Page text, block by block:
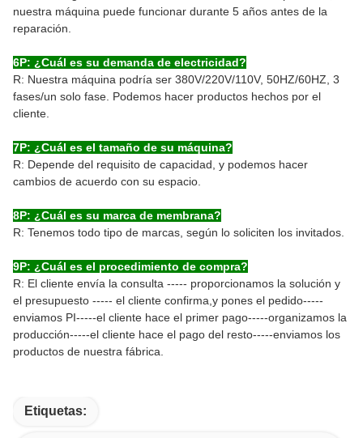
nuestra máquina puede funcionar durante 5 años antes de la
reparación.
6P: ¿Cuál es su demanda de electricidad?
R: Nuestra máquina podría ser 380V/220V/110V, 50HZ/60HZ, 3
fases/un solo fase. Podemos hacer productos hechos por el
cliente.
7P: ¿Cuál es el tamaño de su máquina?
R: Depende del requisito de capacidad, y podemos hacer
cambios de acuerdo con su espacio.
8P: ¿Cuál es su marca de membrana?
R: Tenemos todo tipo de marcas, según lo soliciten los invitados.
9P: ¿Cuál es el procedimiento de compra?
R: El cliente envía la consulta ----- proporcionamos la solución y
el presupuesto ----- el cliente confirma,y pones el pedido-----
enviamos PI-----el cliente hace el primer pago-----organizamos la
producción-----el cliente hace el pago del resto-----enviamos los
productos de nuestra fábrica.
Etiquetas: